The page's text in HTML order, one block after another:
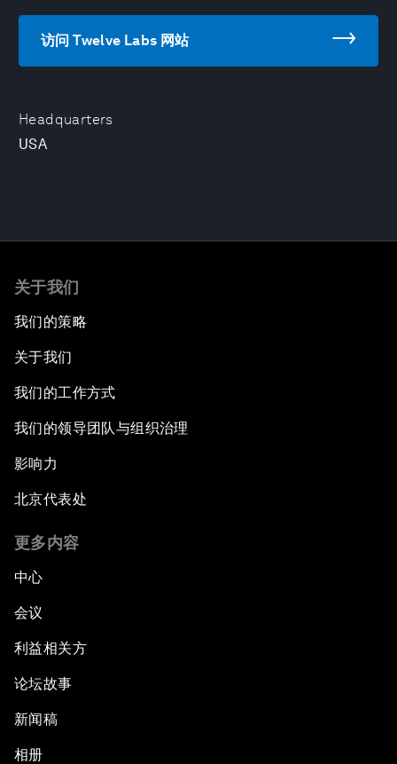
Headquarters
USA
访问 Twelve Labs 网站
关于我们
我们的策略
关于我们
我们的工作方式
我们的领导团队与组织治理
影响力
北京代表处
更多内容
中心
会议
利益相关方
论坛故事
新闻稿
相册